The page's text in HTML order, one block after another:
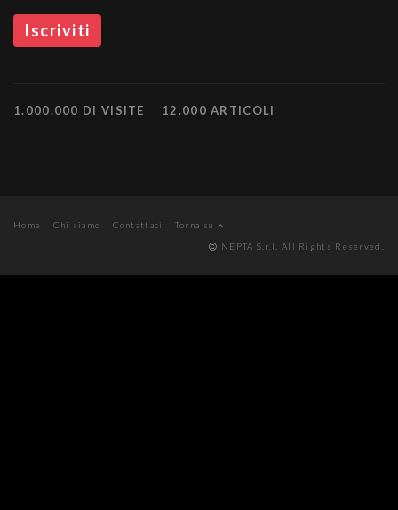
1.000.000 DI VISITE 12.000 ARTICOLI
Home Chi siamo Contattaci
Torna su
NEPTA S.r.l. All Rights Reserved.